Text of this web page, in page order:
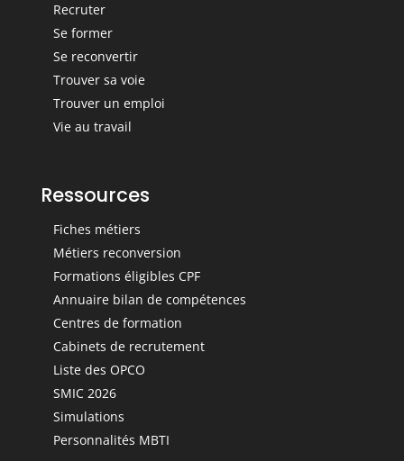
Recruter
Se former
Se reconvertir
Trouver sa voie
Trouver un emploi
Vie au travail
Ressources
Fiches métiers
Métiers reconversion
Formations éligibles CPF
Annuaire bilan de compétences
Centres de formation
Cabinets de recrutement
Liste des OPCO
SMIC 2026
Simulations
Personnalités MBTI